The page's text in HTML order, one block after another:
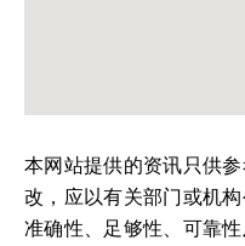
本网站提供的资讯只供
改，应以有关部门或机
准确性、足够性、可靠